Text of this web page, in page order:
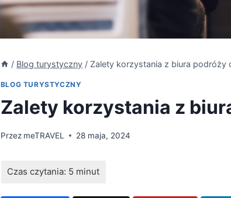
/ Blog turystyczny / Zalety korzystania z biura podróży
BLOG TURYSTYCZNY
Zalety korzystania z
Przez meTRAVEL 28 maja, 2024